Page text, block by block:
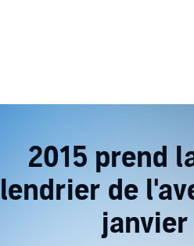
2015 prend
de
janvier